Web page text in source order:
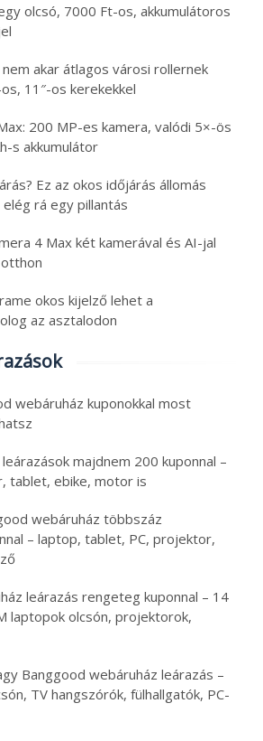
olcsó, 7000 Ft-os, akkumulátoros
nem akar átlagos városi rollernek
11″-os kerekekkel
200 MP-es kamera, valódi 5×-ös
s akkumulátor
Ez az okos időjárás állomás
rá egy pillantás
4 Max két kamerával és AI-jal
okos kijelző lehet a
az asztalodon
webáruház kuponokkal most
majdnem 200 kuponnal –
tablet, ebike, motor is
webáruház többszáz
– laptop, tablet, PC, projektor,
leárazás rengeteg kuponnal – 14
laptopok olcsón, projektorok,
Banggood webáruház leárazás –
TV hangszórók, fülhallgatók, PC-